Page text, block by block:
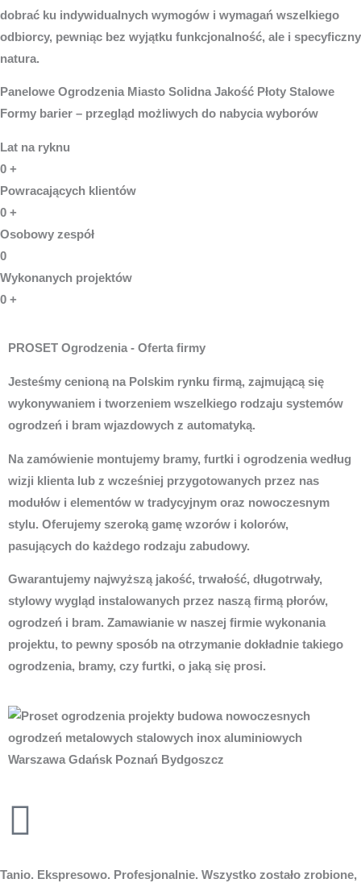
dobrać ku indywidualnych wymogów i wymagań wszelkiego
odbiorcy, pewniąc bez wyjątku funkcjonalność, ale i specyficzny
natura.
Panelowe Ogrodzenia Miasto Solidna Jakość Płoty Stalowe
Formy barier – przegląd możliwych do nabycia wyborów
Lat na ryknu
0 +
Powracających klientów
0 +
Osobowy zespół
0
Wykonanych projektów
0 +
PROSET Ogrodzenia - Oferta firmy
Jesteśmy cenioną na Polskim rynku firmą, zajmującą się
wykonywaniem i tworzeniem wszelkiego rodzaju systemów
ogrodzeń i bram wjazdowych z automatyką.
Na zamówienie montujemy bramy, furtki i ogrodzenia według
wizji klienta lub z wcześniej przygotowanych przez nas
modułów i elementów w tradycyjnym oraz nowoczesnym
stylu. Oferujemy szeroką gamę wzorów i kolorów,
pasujących do każdego rodzaju zabudowy.
Gwarantujemy najwyższą jakość, trwałość, długotrwały,
stylowy wygląd instalowanych przez naszą firmą płorów,
ogrodzeń i bram. Zamawianie w naszej firmie wykonania
projektu, to pewny sposób na otrzymanie dokładnie takiego
ogrodzenia, bramy, czy furtki, o jaką się prosi.
Tanio. Ekspresowo. Profesjonalnie. Wszystko zostało zrobione,